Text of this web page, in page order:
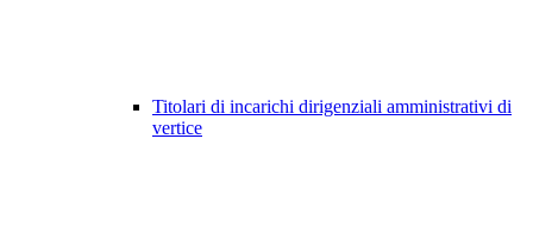
Titolari di incarichi dirigenziali amministrativi di
vertice